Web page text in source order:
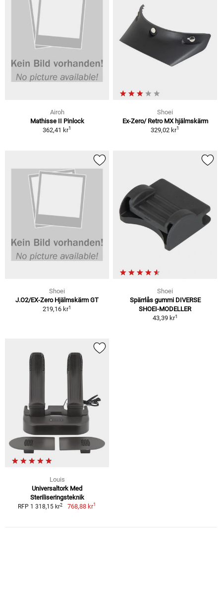
Airoh
Mathisse II Pinlock
362,41 kr1
Shoei
Ex-Zero/ Retro MX hjälmskärm
329,02 kr1
Shoei
J.O2/EX-Zero Hjälmskärm GT
219,16 kr1
Shoei
Spärrlås gummi DIVERSE
SHOEI-MODELLER
43,39 kr1
Louis
Universaltork Med
Steriliseringsteknik
RFP 1 318,15 kr2 768,88 kr1